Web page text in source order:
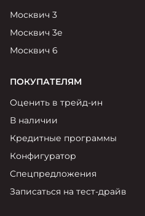
Москвич 3
Москвич 3е
Москвич 6
ПОКУПАТЕЛЯМ
Оценить в трейд-ин
В наличии
Кредитные программы
Конфигуратор
Спецпредложения
Записаться на тест-драйв